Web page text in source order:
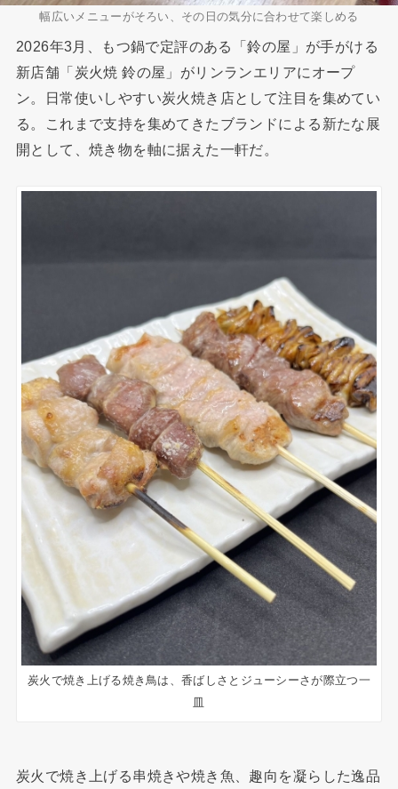
幅広いメニューがそろい、その日の気分に合わせて楽しめる
2026年3月、もつ鍋で定評のある「鈴の屋」が手がける
新店舗「炭火焼 鈴の屋」がリンランエリアにオープ
ン。日常使いしやすい炭火焼き店として注目を集めてい
る。これまで支持を集めてきたブランドによる新たな展
開として、焼き物を軸に据えた一軒だ。
炭火で焼き上げる焼き鳥は、香ばしさとジューシーさが際立つ一
皿
炭火で焼き上げる串焼きや焼き魚、趣向を凝らした逸品